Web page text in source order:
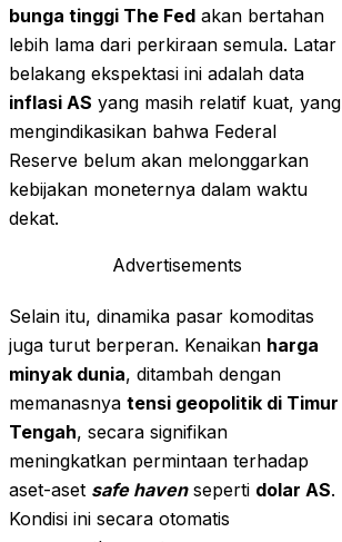
bunga tinggi The Fed akan bertahan
lebih lama dari perkiraan semula. Latar
belakang ekspektasi ini adalah data
inflasi AS yang masih relatif kuat, yang
mengindikasikan bahwa Federal
Reserve belum akan melonggarkan
kebijakan moneternya dalam waktu
dekat.
Advertisements
Selain itu, dinamika pasar komoditas
juga turut berperan. Kenaikan harga
minyak dunia, ditambah dengan
memanasnya tensi geopolitik di Timur
Tengah, secara signifikan
meningkatkan permintaan terhadap
aset-aset safe havenseperti dolar AS.
Kondisi ini secara otomatis